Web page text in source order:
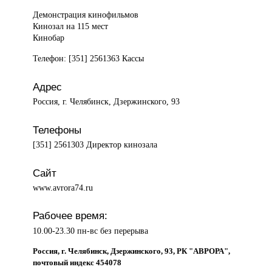
Демонстрация кинофильмов
Кинозал на 115 мест
Кинобар
Телефон: [351] 2561363 Кассы
Адрес
Россия, г. Челябинск, Дзержинского, 93
Телефоны
[351] 2561303 Директор кинозала
Сайт
www.avrora74.ru
Рабочее время:
10.00-23.30 пн-вс без перерыва
Россия, г. Челябинск, Дзержинского, 93, РК "АВРОРА",
почтовый индекс 454078